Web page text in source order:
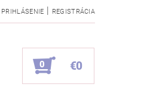
PRIHLÁSENIE | REGISTRÁCIA
0 €0